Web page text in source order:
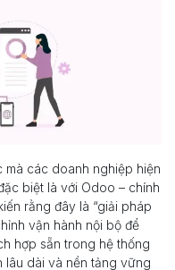
các doanh nghiệp hiện
biệt là với Odoo – chính
rằng đây là “giải pháp
vận hành nội bộ để
hợp sẵn trong hệ thống
lâu dài và nền tảng vững